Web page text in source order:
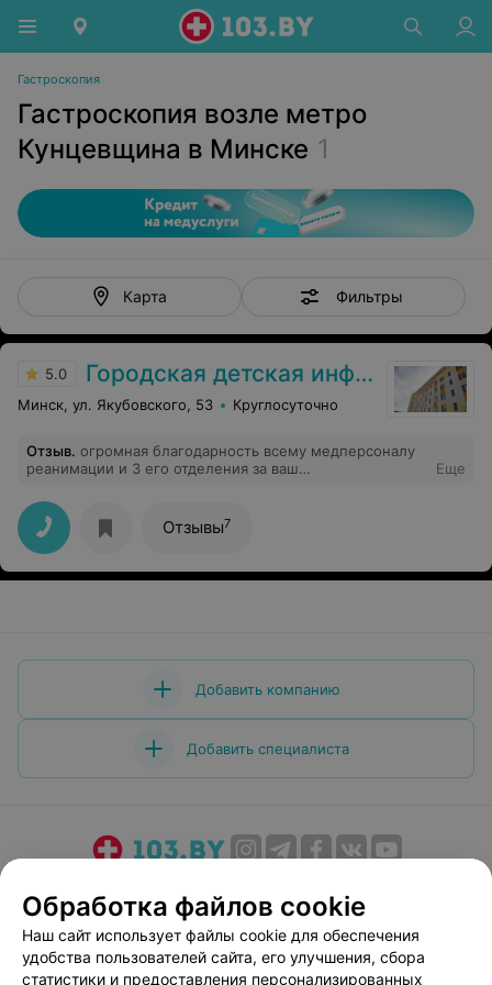
Гастроскопия
Гастроскопия возле метро
Кунцевщина в Минске 1
Карта Фильтры
5.0 Городская детская инфекционная клиническая больница
Минск, ул. Якубовского, 53 Круглосуточно
Отзыв. огромная благодарность всему медперсоналу
реанимации и 3 его отделения за ваш
чистота и отношение всё на высшем уровне.
Еще
Отзывы7
Добавить компанию
Добавить специалиста
Медицинский маркетинг
Публичный договор
Пользовательское соглашение
Способы оплаты
Вакансии
Партнеры
Обработка файлов cookie
Наш сайт использует файлы cookie для обеспечения
удобства пользователей сайта, его улучшения, сбора
статистики и предоставления персонализированных